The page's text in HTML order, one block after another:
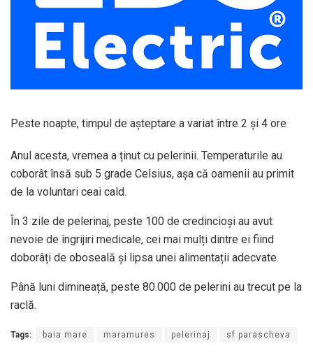
Peste noapte, timpul de așteptare a variat între 2 și 4 ore
Anul acesta, vremea a ținut cu pelerinii. Temperaturile au
coborât însă sub 5 grade Celsius, așa că oamenii au primit
de la voluntari ceai cald.
În 3 zile de pelerinaj, peste 100 de credincioși au avut
nevoie de îngrijiri medicale, cei mai mulți dintre ei fiind
doborâți de oboseală și lipsa unei alimentații adecvate.
Până luni dimineață, peste 80.000 de pelerini au trecut pe la
raclă.
Tags: baia mare maramures pelerinaj sf parascheva